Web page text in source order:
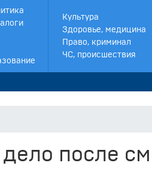
Культура
Здоровье, медицина
Право, криминал
ЧС, происшествия
после